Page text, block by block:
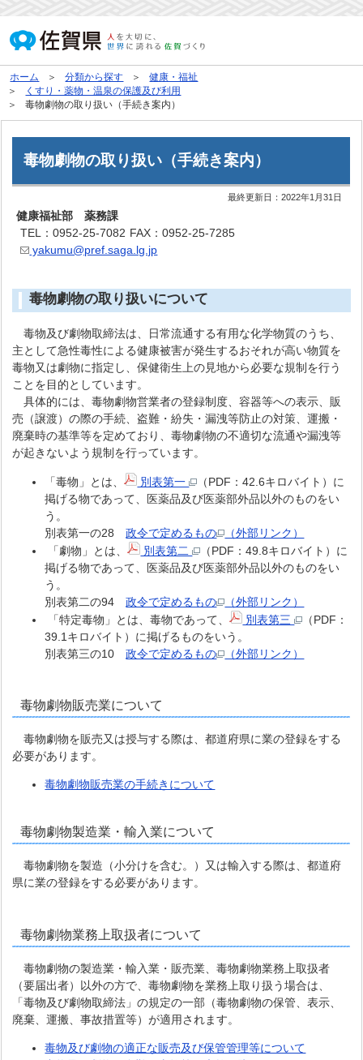
ホーム 分類から探す
健康・福祉
くすり・薬物・温泉の保護及び利用
毒物劇物の取り扱い（手続き案内）
毒物劇物の取り扱い（手続き案内）
最終更新日：2022年1月31日
健康福祉部 薬務課
TEL：0952-25-7082 FAX：0952-25-7285
yakumu@pref.saga.lg.jp
毒物劇物の取り扱いについて
毒物及び劇物取締法は、日常流通する有用な化学物質のうち、
主として急性毒性による健康被害が発生するおそれが高い物質を
毒物又は劇物に指定し、保健衛生上の見地から必要な規制を行う
ことを目的としています。
具体的には、毒物劇物営業者の登録制度、容器等への表示、販
売（譲渡）の際の手続、盗難・紛失・漏洩等防止の対策、運搬・
廃棄時の基準等を定めており、毒物劇物の不適切な流通や漏洩等
が起きないよう規制を行っています。
「毒物」とは、 別表第一
（PDF：42.6キロバイト）に
掲げる物であって、医薬品及び医薬部外品以外のものをい
う。
別表第一の28政令で定めるもの
（外部リンク）
「劇物」とは、
別表第二
（PDF：49.8キロバイト）に
掲げる物であって、医薬品及び医薬部外品以外のものをい
う。
別表第二の94政令で定めるもの
（外部リンク）
「特定毒物」とは、毒物であって、
別表第三
（PDF：
39.1キロバイト）に掲げるものをいう。
別表第三の10政令で定めるもの （外部リンク）
毒物劇物販売業について
毒物劇物を販売又は授与する際は、都道府県に業の登録をする
必要があります。
毒物劇物販売業の手続きについて
毒物劇物製造業・輸入業について
毒物劇物を製造（小分けを含む。）又は輸入する際は、都道府
県に業の登録をする必要があります。
毒物劇物業務上取扱者について
毒物劇物の製造業・輸入業・販売業、毒物劇物業務上取扱者
（要届出者）以外の方で、毒物劇物を業務上取り扱う場合は、
「毒物及び劇物取締法」の規定の一部（毒物劇物の保管、表示、
廃棄、運搬、事故措置等）が適用されます。
毒物及び劇物の適正な販売及び保管管理等について